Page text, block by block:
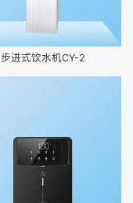
步进式饮水机CY-2